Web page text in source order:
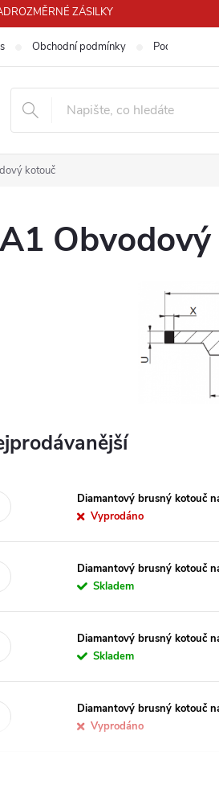
ZÁSILKY
Obchodní podmínky Podmínky
kotouč
Diamantový brusný kotouč
Vyprodáno
Diamantový brusný kotouč
Skladem
Diamantový brusný kotouč
Skladem
Diamantový brusný kotouč
Vyprodáno